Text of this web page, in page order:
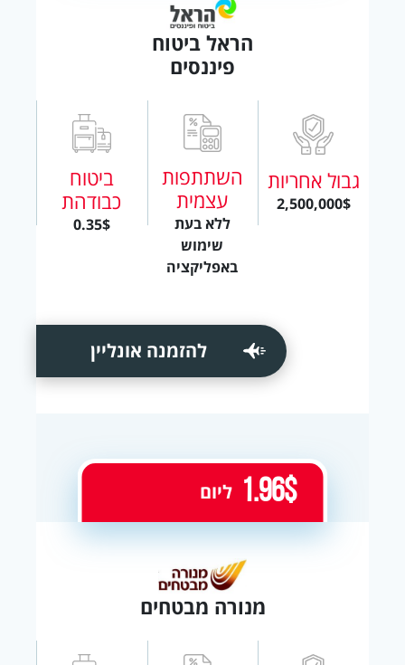
הראל ביטוח
פיננסים
גבול אחריות
2,500,000$
השתתפות
עצמית
ללא בעת
שימוש
באפליקציה
ביטוח
כבודהת
0.35$
להזמנה אונליין
מנורה מבטחים
1.96$ ליום